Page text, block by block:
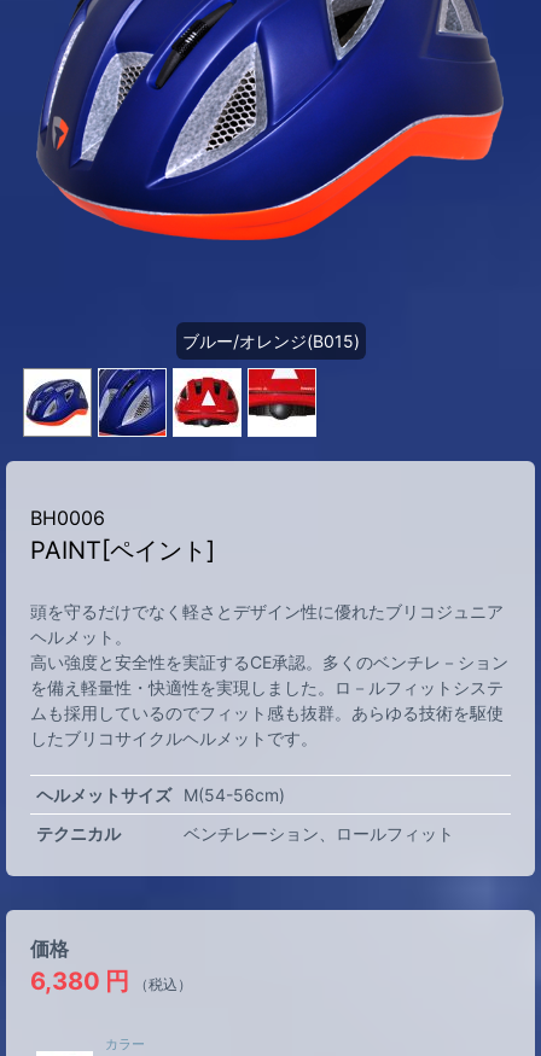
ブルー/オレンジ(B015)
BH0006
PAINT[ペイント]
頭を守るだけでなく軽さとデザイン性に優れたブリコジュニア
ヘルメット。
高い強度と安全性を実証するCE承認。多くのベンチレ－ション
を備え軽量性・快適性を実現しました。ロ－ルフィットシステ
ムも採用しているのでフィット感も抜群。あらゆる技術を駆使
したブリコサイクルヘルメットです。
ヘルメットサイズ
M(54-56cm)
テクニカル
ベンチレーション ロールフィット
価格
6,380 円 （税込）
カラー